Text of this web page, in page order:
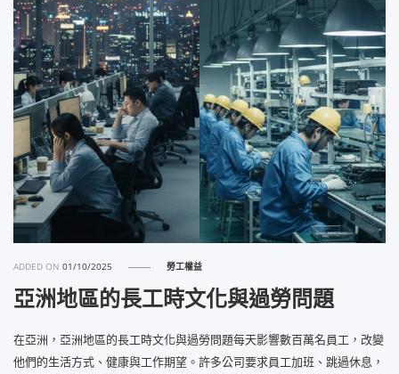
ADDED ON01/10/2025 勞工權益
亞洲地區的長工時文化與過勞問題
在亞洲，亞洲地區的長工時文化與過勞問題每天影響數百萬名員工，改變
他們的生活方式、健康與工作期望。許多公司要求員工加班、跳過休息，